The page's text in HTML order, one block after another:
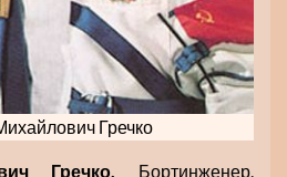
Гречко
Гречко. Бортинженер.